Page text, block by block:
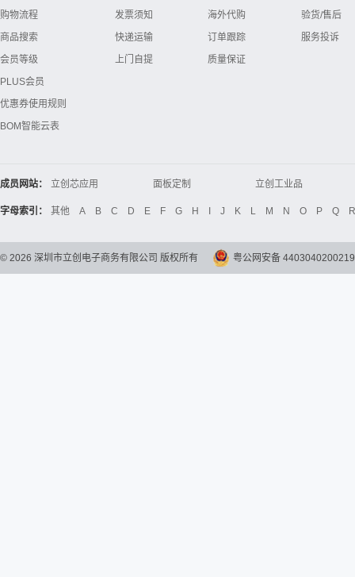
购物流程
商品搜索
会员等级
PLUS会员
优惠券使用规则
BOM智能云表
发票须知
快递运输
上门自提
海外代购
订单跟踪
质量保证
验货/售后
服务投诉
成员网站： 立创芯应用 面板定制
立创工业品
立创电子设计大赛
立创开源硬件
字母索引： 其他 A B C D E F G H J K L M N O P Q R
© 2026 深圳市立创电子商务有限公司 版权所有 粤公网安备